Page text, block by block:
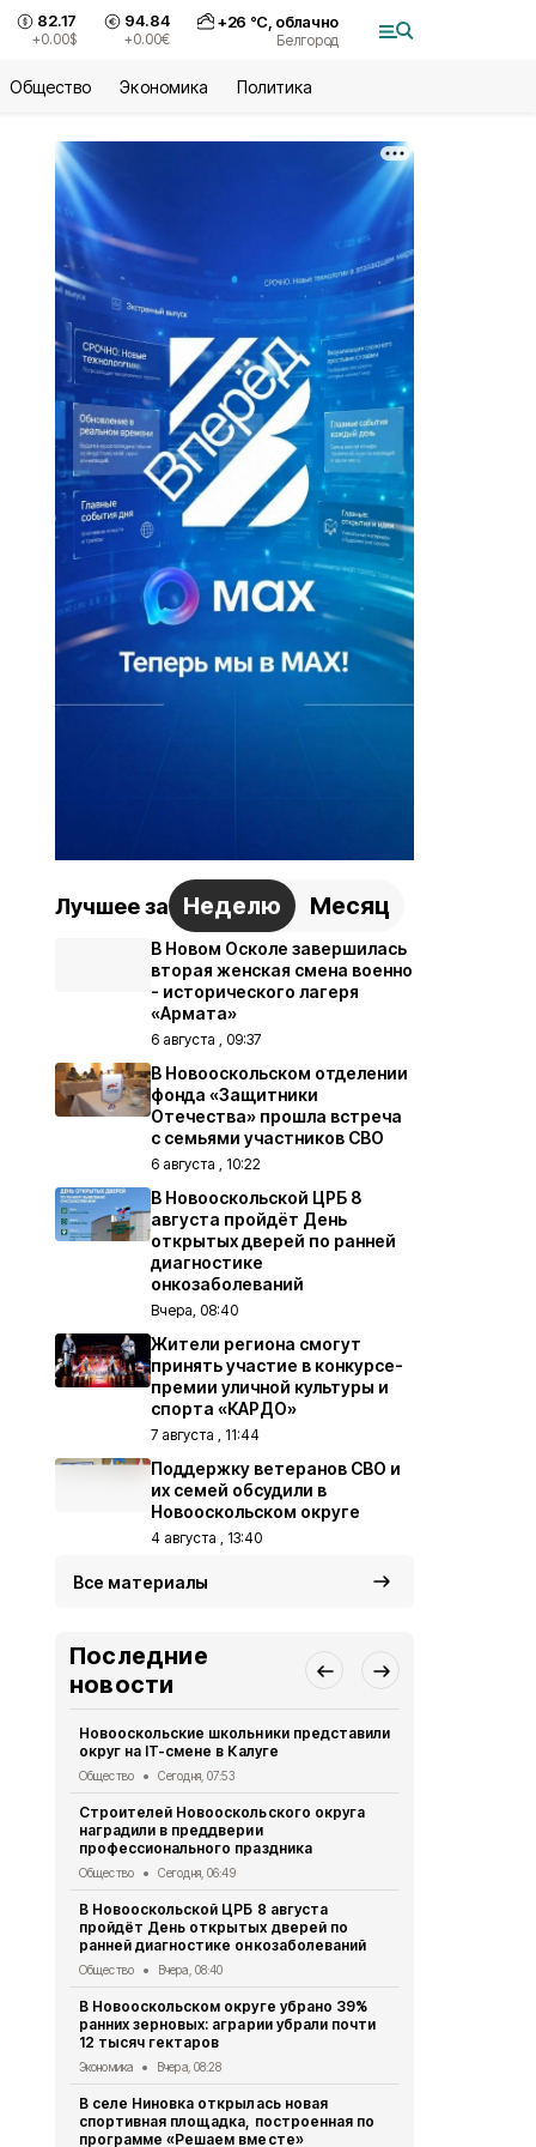
82.17
+0.00$
94.84
+0.00€
+26 °С, облачно
Белгород
Общество Экономика Политика
Лучшее за Неделю Месяц
В Новом Осколе завершилась
вторая женская смена военно
- исторического лагеря
«Армата»
6 августа , 09:37
В Новооскольском отделении
фонда «Защитники
Отечества» прошла встреча
с семьями участников СВО
6 августа , 10:22
В Новооскольской ЦРБ 8
августа пройдёт День
открытых дверей по ранней
диагностике
онкозаболеваний
Вчера, 08:40
Жители региона смогут
принять участие в конкурсе-
премии уличной культуры и
спорта «КАРДО»
7 августа , 11:44
Поддержку ветеранов СВО и
их семей обсудили в
Новооскольском округе
4 августа , 13:40
Все материалы
Последние
новости
Новооскольские школьники представили
округ на IT-смене в Калуге
Общество Сегодня, 07:53
Строителей Новооскольского округа
наградили в преддверии
профессионального праздника
Общество Сегодня, 06:49
В Новооскольской ЦРБ 8 августа
пройдёт День открытых дверей по
ранней диагностике онкозаболеваний
Общество Вчера, 08:40
В Новооскольском округе убрано 39%
ранних зерновых: аграрии убрали почти
12 тысяч гектаров
Экономика Вчера, 08:28
В селе Ниновка открылась новая
спортивная площадка, построенная по
программе «Решаем вместе»